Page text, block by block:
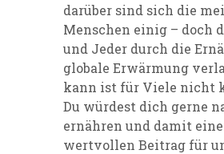
darüber sind sich die
Menschen einig – doch
und Jeder durch die
globale Erwärmung
kann ist für Viele nicht
Du würdest dich gerne
ernähren und damit
wertvollen Beitrag für